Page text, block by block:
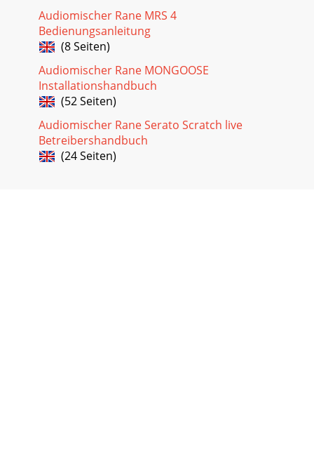
Audiomischer Rane MRS 4
Bedienungsanleitung
(8 Seiten)
Audiomischer Rane MONGOOSE
Installationshandbuch
(52 Seiten)
Audiomischer Rane Serato Scratch live
Betreibershandbuch
(24 Seiten)